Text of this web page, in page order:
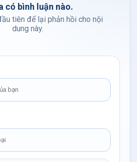
có bình luận nào.
tiên để lại phản hồi cho nội
dung này.